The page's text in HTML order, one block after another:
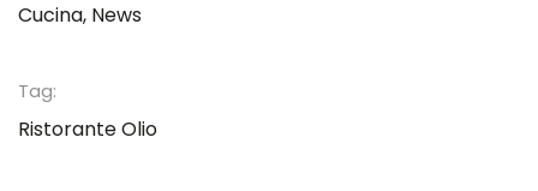
Cucina, News
Tag:
Ristorante Olio